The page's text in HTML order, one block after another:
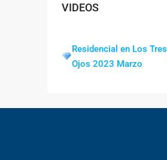
VIDEOS
Residencial en Los Tres
Ojos 2023 Marzo